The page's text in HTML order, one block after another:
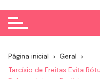
Página inicial
Geral
Tarcísio de Freitas Evita